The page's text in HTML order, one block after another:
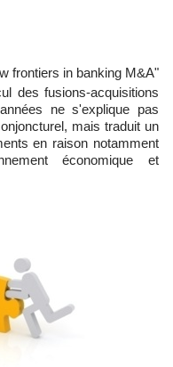
frontiers in banking M&A"
des fusions-acquisitions
ne s'explique pas
mais traduit un
en raison notamment
économique et